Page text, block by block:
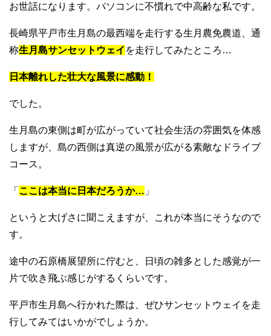
お世話になります。パソコンに不慣れで中高齢な私です。
長崎県平戸市生月島の最西端を走行する生月農免農道、通
称生月島サンセットウェイ を走行してみたところ…
日本離れした壮大な風景に感動！
でした。
生月島の東側は町が広がっていて社会生活の雰囲気を体感
しますが、島の西側は真逆の風景が広がる素敵なドライブ
コース。
「 ここは本当に日本だろうか… 」
というと大げさに聞こえますが、これが本当にそうなので
す。
途中の石原橋展望所に佇むと、日頃の雑多とした感覚が一
片で吹き飛ぶ感じがするくらいです。
平戸市生月島へ行かれた際は、ぜひサンセットウェイを走
行してみてはいかがでしょうか。